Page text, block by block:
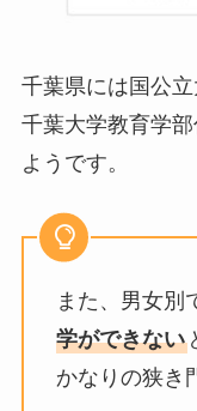
千葉県には国公立
千葉大学教育学
ようです。
また、男女別
学ができない
かなりの狭き